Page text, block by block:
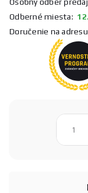
Odberné miesta:
Doručenie na